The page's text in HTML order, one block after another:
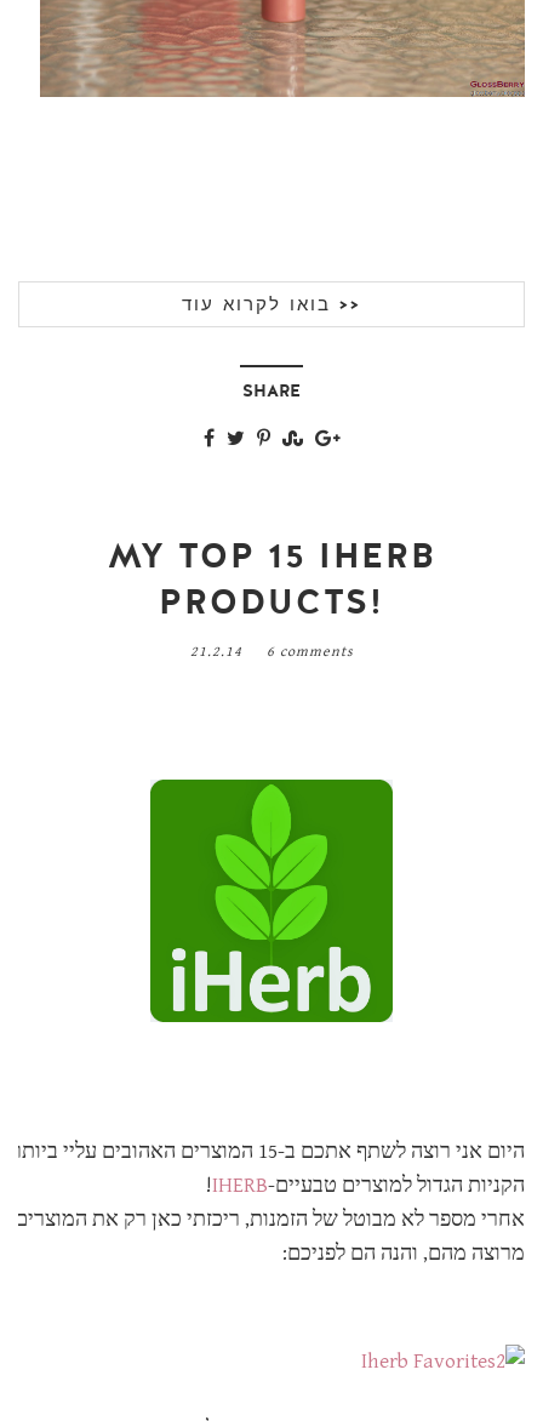
בואו לקרוא עוד >>
SHARE
MY TOP 15 IHERB
PRODUCTS!
21.2.14 6 comments
היום אני רוצה לשתף אתכם ב-15 המוצרים האהובים עליי
הקניות הגדול למוצרים טבעיים-IHERB
!
אחרי מספר לא מבוטל של הזמנות, ריכזתי כאן רק את המוצרים
מרוצה מהם, והנה הם לפניכם: